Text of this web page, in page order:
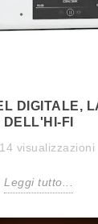
DIGITALE,
DELL'HI-FI
visualizzazioni
Leggi tutto...